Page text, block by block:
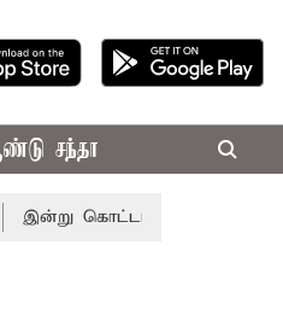
சந்தா
கனமழை.. எந்தெந்த